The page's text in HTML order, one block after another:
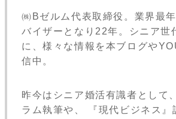
㈱Bゼルム代表取締役。業界最
バイザーとなり22年。シニア世
に、様々な情報を本ブログや
信中。
昨今はシニア婚活有識者として
ラム執筆や、 『現代ビジネス』